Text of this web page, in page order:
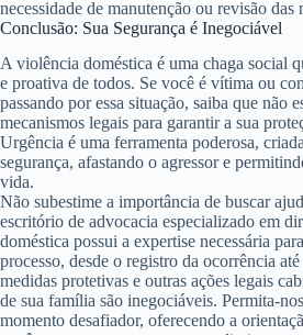
necessidade de manutenção ou revisão das
Conclusão: Sua Segurança é Inegociável
A violência doméstica é uma chaga social
e proativa de todos. Se você é vítima ou
passando por essa situação, saiba que não
mecanismos legais para garantir a sua
Urgência é uma ferramenta poderosa,
segurança, afastando o agressor e
vida.
Não subestime a importância de buscar
escritório de advocacia especializado em
doméstica possui a expertise necessária
processo, desde o registro da ocorrência
medidas protetivas e outras ações legais
de sua família são inegociáveis. Permita-
momento desafiador, oferecendo a